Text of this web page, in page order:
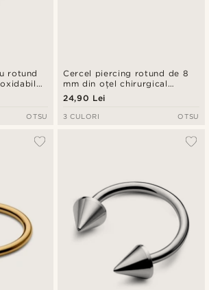
rotund
OTSU
Cercel piercing rotund de 8
mm din oțel chirurgical
argintiu răsucit
24,90 Lei
3 CULORI OTSU